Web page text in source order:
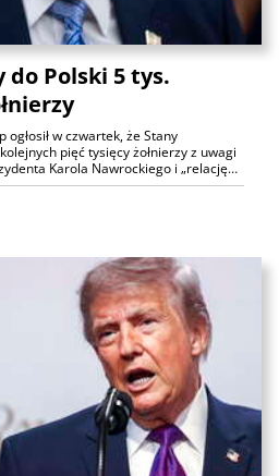
Polski 5 tys.
w czwartek, że Stany
pięć tysięcy żołnierzy z uwagi
Karola Nawrockiego i „relację…